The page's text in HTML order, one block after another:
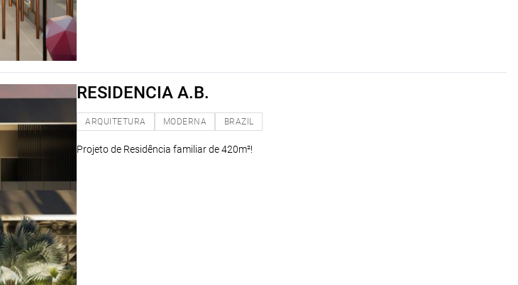
RESIDENCIA A.B.
ARQUITETURA MODERNA BRAZIL
Projeto de Residência familiar de 420m²!